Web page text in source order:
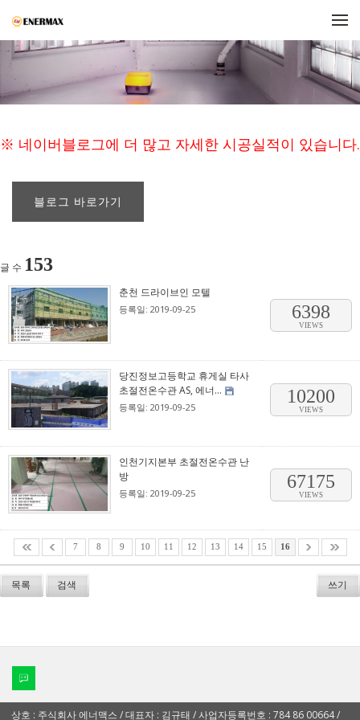
※ 네이버블로그에 더 많고 자세한 시공실적이 있습니다.
블로그 바로가기
글 수 153
춘천 드라이브인 모텔
등록일: 2019-09-25 6398
VIEWS
당진정보고등학교 휴게실 타사
초절전온수관 AS, 에너...
등록일: 2019-09-25
10200
VIEWS
인천기지본부 초절전온수관 난
방
등록일: 2019-09-25
67175
VIEWS
7 8 9 10 11 12 13 14 15 16
목록 검색 쓰기
상호 : 주식회사 에너맥스 / 대표자 : 김규태 / 사업자등록번호 : 784 86 00664 /